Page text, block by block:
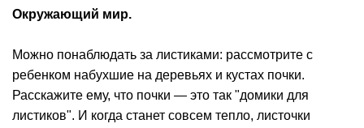
Окружающий мир.
Можно понаблюдать за листиками: рассмотрите с
ребенком набухшие на деревьях и кустах почки.
Расскажите ему, что почки — это так "домики для
листиков". И когда станет совсем тепло, листочки